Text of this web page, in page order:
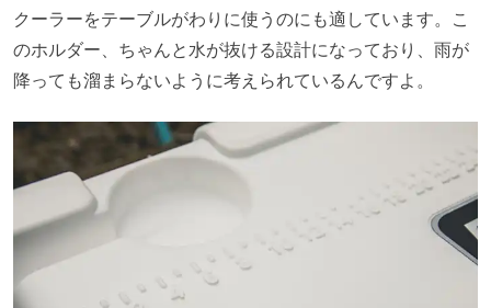
クーラーをテーブルがわりに使うのにも適しています。こ
のホルダー、ちゃんと水が抜ける設計になっており、雨が
降っても溜まらないように考えられているんですよ。